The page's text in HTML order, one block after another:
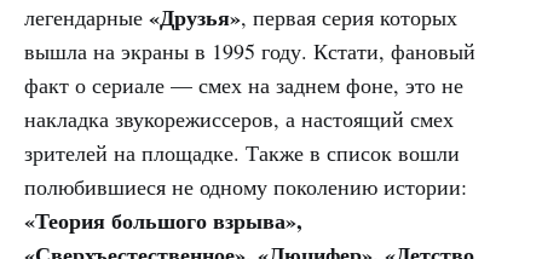
легендарные «Друзья», первая серия которых
вышла на экраны в 1995 году. Кстати, фановый
факт о сериале — смех на заднем фоне, это не
накладка звукорежиссеров, а настоящий смех
зрителей на площадке. Также в список вошли
полюбившиеся не одному поколению истории:
«Теория большого взрыва»,